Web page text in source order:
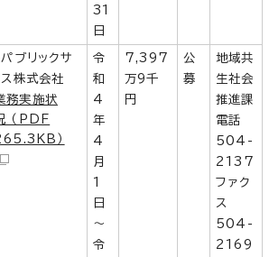
31
日
ブリックサ
株式会社
務実施状
（PDF
）
令
和
4
年
4
月
1
日
～
令
7,397
万9千
円
公
募
地域共
生社会
推進課
電話
504-
2137
ファク
ス
504-
2169